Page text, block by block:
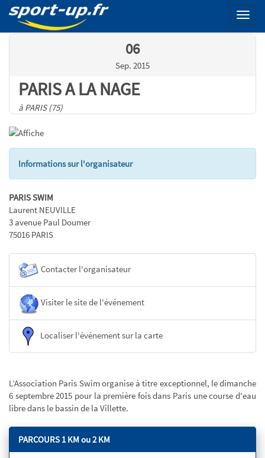
Menu
06
Sep. 2015
PARIS A LA NAGE
à PARIS (75)
Informations sur l'organisateur
PARIS SWIM
Laurent NEUVILLE
3 avenue Paul Doumer
75016 PARIS
Contacter l'organisateur
Visiter le site de l'événement
Localiser l'événement sur la carte
L’Association Paris Swim organise à titre exceptionnel, le dimanche
6 septembre 2015 pour la première fois dans Paris une course d'eau
libre dans le bassin de la Villette.
PARCOURS 1 KM ou 2 KM